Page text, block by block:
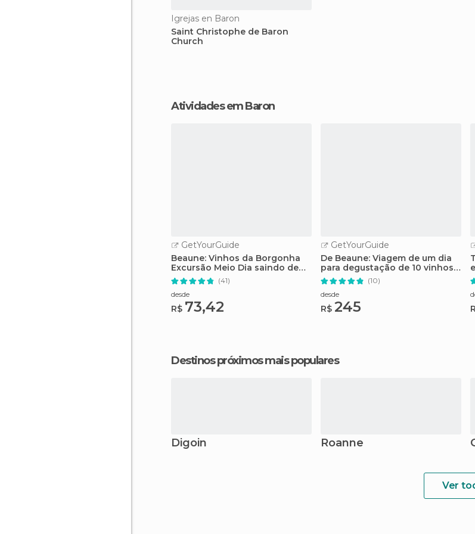
Igrejas en Baron
Saint Christophe de Baron
Church
Atividades em Baron
GetYourGuide
Beaune: Vinhos da Borgonha
Excursão Meio Dia saindo de
Dijon
(41)
desde
R$ 73,42
GetYourGuide
De Beaune: Viagem de um dia
para degustação de 10 vinhos
Grand Cru da Borgonha
(10)
desde
R$ 245
Destinos próximos mais populares
Digoin Roanne
Ver